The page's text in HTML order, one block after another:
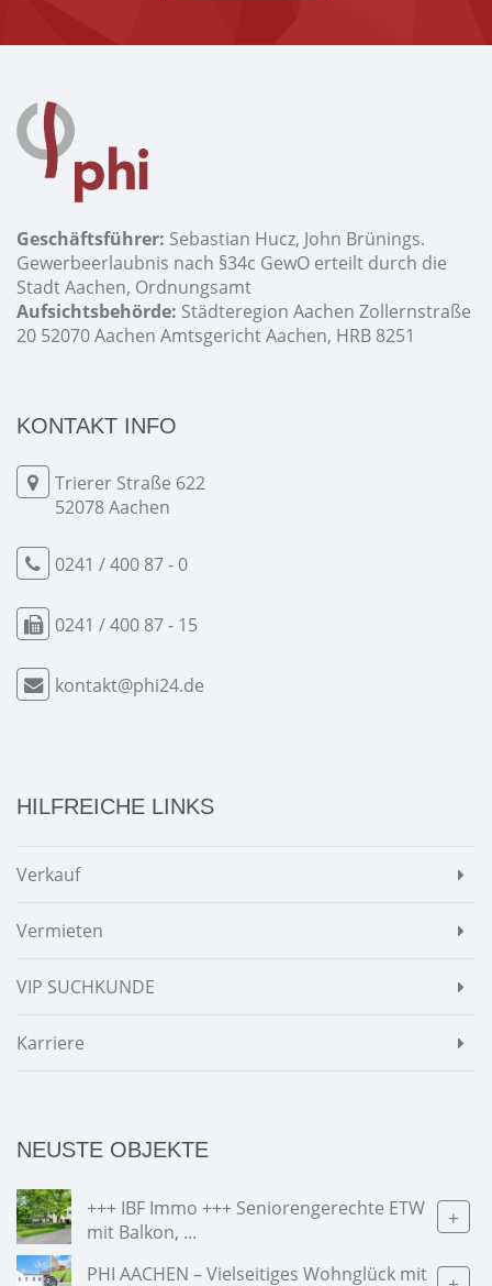
Geschäftsführer: Sebastian Hucz, John Brünings.
Gewerbeerlaubnis nach §34c GewO erteilt durch die
Stadt Aachen, Ordnungsamt
Aufsichtsbehörde: Städteregion Aachen Zollernstraße
20 52070 Aachen Amtsgericht Aachen, HRB 8251
KONTAKT INFO
Trierer Straße 622
52078 Aachen
0241 / 400 87 - 0
0241 / 400 87 - 15
kontakt@phi24.de
HILFREICHE LINKS
Verkauf
Vermieten
VIP SUCHKUNDE
Karriere
NEUSTE OBJEKTE
+++ IBF Immo +++ Seniorengerechte ETW
mit Balkon, ...
+
PHI AACHEN – Vielseitiges Wohnglück mit